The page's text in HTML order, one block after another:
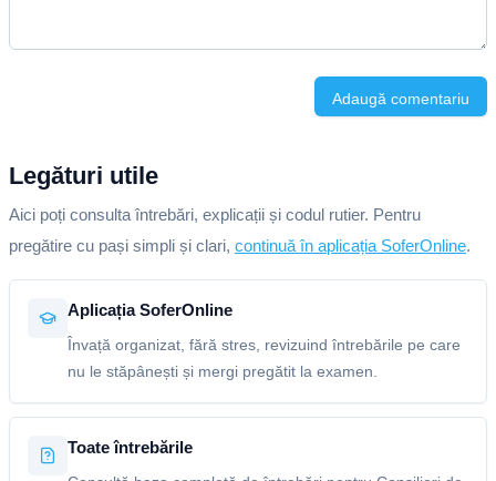
Adaugă comentariu
Legături utile
Aici poți consulta întrebări, explicații și codul rutier. Pentru
pregătire cu pași simpli și clari, continuă în aplicația SoferOnline.
Aplicația SoferOnline
Învață organizat, fără stres, revizuind întrebările pe care
nu le stăpânești și mergi pregătit la examen.
Toate întrebările